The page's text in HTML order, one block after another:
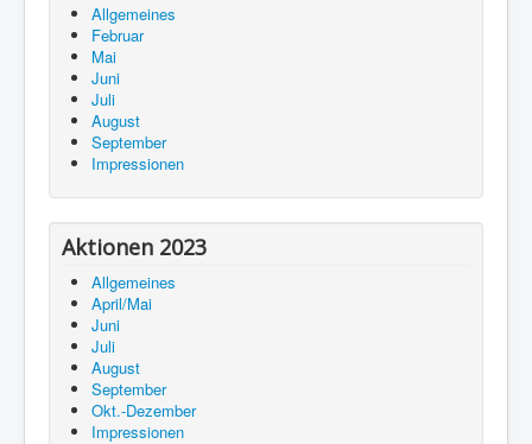
Allgemeines
Februar
Mai
Juni
Juli
August
September
Impressionen
Aktionen 2023
Allgemeines
April/Mai
Juni
Juli
August
September
Okt.-Dezember
Impressionen